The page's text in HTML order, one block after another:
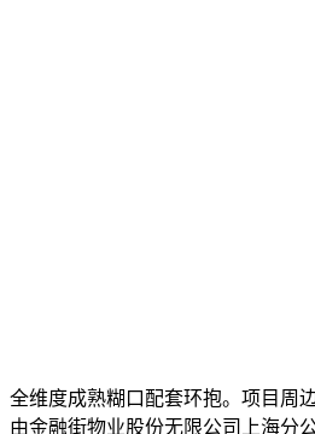
全维度成熟糊口配套环抱。项目周
由金融街物业股份无限公司上海分